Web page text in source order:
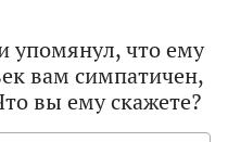
упомянул, что ему
вам симпатичен,
вы ему скажете?